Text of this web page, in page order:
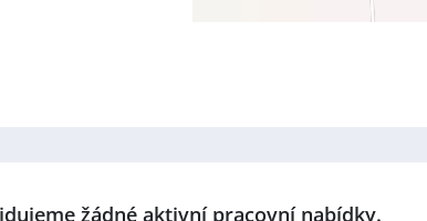
žádné aktivní pracovní nabídky.